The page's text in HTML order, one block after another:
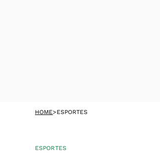
HOME>ESPORTES
ESPORTES